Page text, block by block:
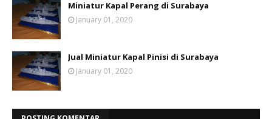
Miniatur Kapal Perang di Surabaya
January 01, 2020
Jual Miniatur Kapal Pinisi di Surabaya
January 01, 2020